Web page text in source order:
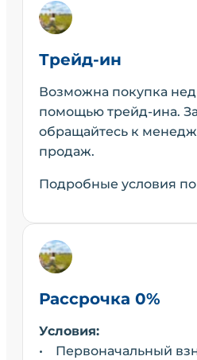
Трейд-ин
Возможна покупка
помощью трейд-ина.
обращайтесь к
продаж.
Подробные условия по
Рассрочка 0%
Условия:
• Первоначальный